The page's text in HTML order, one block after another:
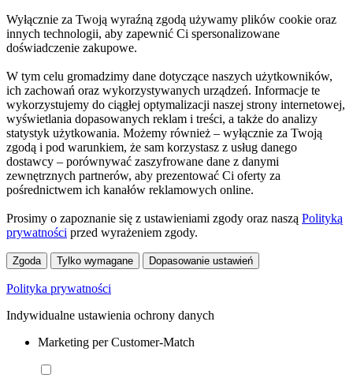
Wyłącznie za Twoją wyraźną zgodą używamy plików cookie oraz
innych technologii, aby zapewnić Ci spersonalizowane
doświadczenie zakupowe.
W tym celu gromadzimy dane dotyczące naszych użytkowników,
ich zachowań oraz wykorzystywanych urządzeń. Informacje te
wykorzystujemy do ciągłej optymalizacji naszej strony internetowej,
wyświetlania dopasowanych reklam i treści, a także do analizy
statystyk użytkowania. Możemy również – wyłącznie za Twoją
zgodą i pod warunkiem, że sam korzystasz z usług danego
dostawcy – porównywać zaszyfrowane dane z danymi
zewnętrznych partnerów, aby prezentować Ci oferty za
pośrednictwem ich kanałów reklamowych online.
Prosimy o zapoznanie się z ustawieniami zgody oraz naszą Polityką
prywatności przed wyrażeniem zgody.
Zgoda Tylko wymagane Dopasowanie ustawień
Polityka prywatności
Indywidualne ustawienia ochrony danych
Marketing per Customer-Match